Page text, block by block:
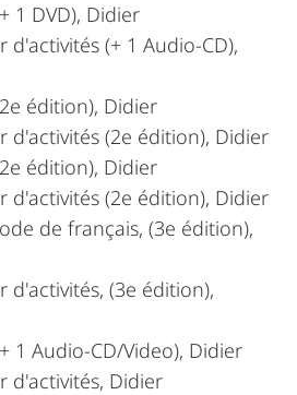
1 DVD), Didier
d'activités (+ 1 Audio-CD),
édition), Didier
d'activités (2e édition), Didier
édition), Didier
d'activités (2e édition), Didier
de français, (3e édition),
d'activités, (3e édition),
1 Audio-CD/Video), Didier
d'activités, Didier